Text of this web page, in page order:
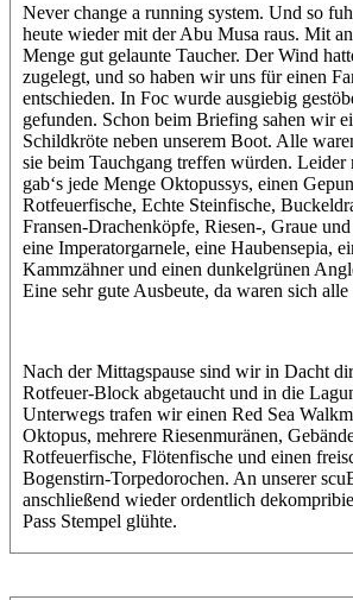
Never change a running system. Und so
heute wieder mit der Abu Musa raus. Mit
Menge gut gelaunte Taucher. Der Wind
zugelegt, und so haben wir uns für einen
entschieden. In Foc wurde ausgiebig
gefunden. Schon beim Briefing sahen wir
Schildkröte neben unserem Boot. Alle
sie beim Tauchgang treffen würden. Leider
gab‘s jede Menge Oktopussys, einen
Rotfeuerfische, Echte Steinfische,
Fransen-Drachenköpfe, Riesen-, Graue
eine Imperatorgarnele, eine Haubensepia,
Kammzähner und einen dunkelgrünen
Eine sehr gute Ausbeute, da waren sich alle
Nach der Mittagspause sind wir in Dacht
Rotfeuer-Block abgetaucht und in die
Unterwegs trafen wir einen Red Sea
Oktopus, mehrere Riesenmuränen,
Rotfeuerfische, Flötenfische und einen
Bogenstirn-Torpedorochen. An unserer
anschließend wieder ordentlich
Pass Stempel glühte.